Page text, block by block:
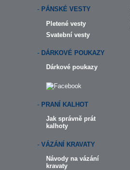
- PÁNSKÉ VESTY
Pletené vesty
Svatební vesty
- DÁRKOVÉ POUKAZY
Dárkové poukazy
- PRANÍ KALHOT
Jak správně prát
kalhoty
- VÁZÁNÍ KRAVATY
Návody na vázání
kravaty